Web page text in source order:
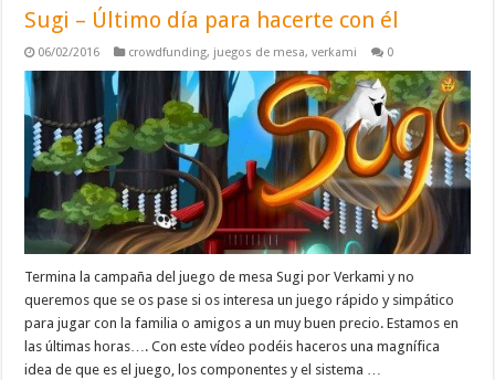
Sugi – Último día para hacerte con él
06/02/2016 crowdfunding, juegos de mesa,verkami 0
Termina la campaña del juego de mesa Sugi por Verkami y no
queremos que se os pase si os interesa un juego rápido y simpático
para jugar con la familia o amigos a un muy buen precio. Estamos en
las últimas horas…. Con este vídeo podéis haceros una magnífica
idea de que es el juego, los componentes y el sistema …